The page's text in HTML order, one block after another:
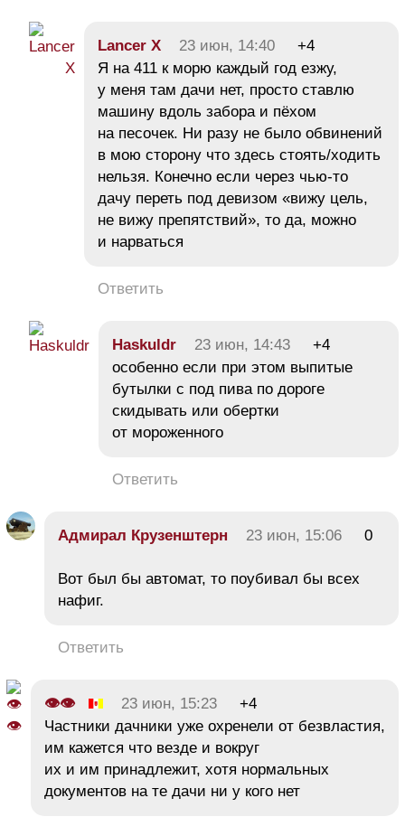
Lancer X 23 июн, 14:40
+4
Я на 411 к морю каждый год езжу,
у меня там дачи нет, просто ставлю
машину вдоль забора и пёхом
на песочек. Ни разу не было обвинений
в мою сторону что здесь стоять/ходить
нельзя. Конечно если через чью-то
дачу переть под девизом «вижу цель,
не вижу препятствий», то да, можно
и нарваться
Ответить
Haskuldr 23 июн, 14:43
+4
особенно если при этом выпитые
бутылки с под пива по дороге
скидывать или обертки
от мороженного
Ответить
Адмирал Крузенштерн 23 июн, 15:06 0
Вот был бы автомат, то поубивал бы всех
нафиг.
Ответить
👁👁 23 июн, 15:23
+4
Частники дачники уже охренели от безвластия,
им кажется что везде и вокруг
их и им принадлежит, хотя нормальных
документов на те дачи ни у кого нет